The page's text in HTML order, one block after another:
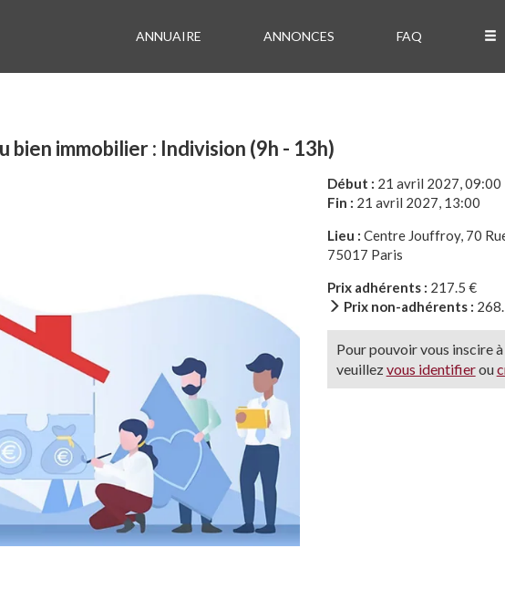
ANNUAIRE ANNONCES FAQ
immobilier : Indivision (9h - 13h)
Début : 21 avril 2027, 09:00
Fin : 21 avril 2027, 13:00
Lieu : Centre Jouffroy, 70
75017 Paris
Prix adhérents : 217.5 €
Prix non-adhérents :
Pour pouvoir vous inscire
veuillezvous identifierou